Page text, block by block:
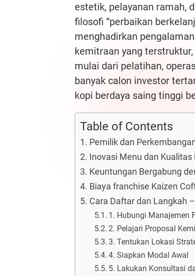
estetik, pelayanan ramah,
filosofi “perbaikan
menghadirkan
kemitraan yang
mulai dari pelatihan,
banyak calon investor
kopi berdaya saing tinggi
Table of Contents
Pemilik dan
Inovasi Menu dan
Keuntungan Bergabung
Biaya franchise Kaizen
Cara Daftar dan Langkah
1. Hubungi Manajemen
2. Pelajari Proposal
3. Tentukan Lokasi
4. Siapkan Modal Awal
5. Lakukan Konsultasi